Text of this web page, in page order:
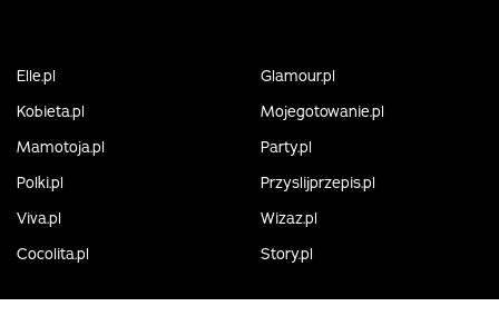
Elle.pl
Glamour.pl
Kobieta.pl
Mojegotowanie.pl
Mamotoja.pl
Party.pl
Polki.pl
Przyslijprzepis.pl
Viva.pl
Wizaz.pl
Cocolita.pl
Story.pl